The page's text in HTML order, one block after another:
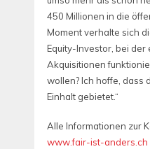
450 Millionen in die
Moment verhalte sich
Equity-Investor, bei der
Akquisitionen
wollen? Ich hoffe, dass
Einhalt gebietet.“
Alle Informationen zur
www.fair-ist-anders.ch